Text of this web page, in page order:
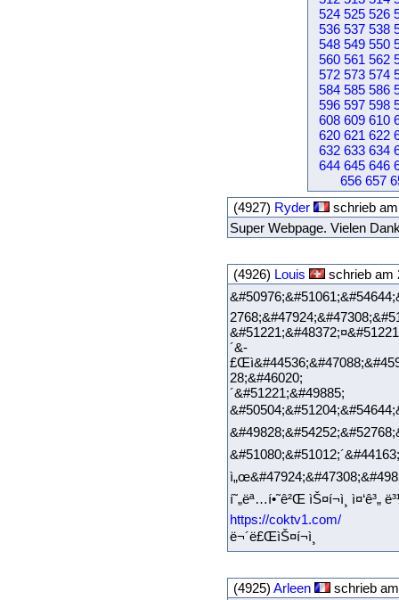
524 525 526
536 537 538
548 549 550
560 561 562
572 573 574
584 585 586
596 597 598
608 609 610
620 621 622
632 633 634
644 645 646
656 657
(4927) Ryder
schrieb
Super Webpage. Vielen
(4926) Louis
schrieb am
28;&#46020;
´&#51221;&#49885;
í˜„ëª…í•˜ê²Œ ìŠ¤í¬ì¸ ì¤‘ê³„
https://coktv1.com/
ë¬´ë£ŒìŠ¤í¬ì¸
(4925) Arleen
schrieb